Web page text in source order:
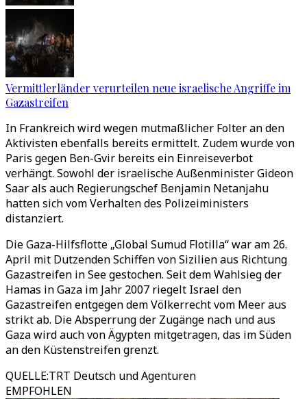
Vermittlerländer verurteilen neue israelische Angriffe im
Gazastreifen
In Frankreich wird wegen mutmaßlicher Folter an den
Aktivisten ebenfalls bereits ermittelt. Zudem wurde von
Paris gegen Ben-Gvir bereits ein Einreiseverbot
verhängt. Sowohl der israelische Außenminister Gideon
Saar als auch Regierungschef Benjamin Netanjahu
hatten sich vom Verhalten des Polizeiministers
distanziert.
Die Gaza-Hilfsflotte „Global Sumud Flotilla“ war am 26.
April mit Dutzenden Schiffen von Sizilien aus Richtung
Gazastreifen in See gestochen. Seit dem Wahlsieg der
Hamas in Gaza im Jahr 2007 riegelt Israel den
Gazastreifen entgegen dem Völkerrecht vom Meer aus
strikt ab. Die Absperrung der Zugänge nach und aus
Gaza wird auch von Ägypten mitgetragen, das im Süden
an den Küstenstreifen grenzt.
QUELLE:TRT Deutsch und Agenturen
EMPFOHLEN